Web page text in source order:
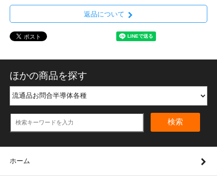
返品について
ほかの商品を探す
検索
ホーム